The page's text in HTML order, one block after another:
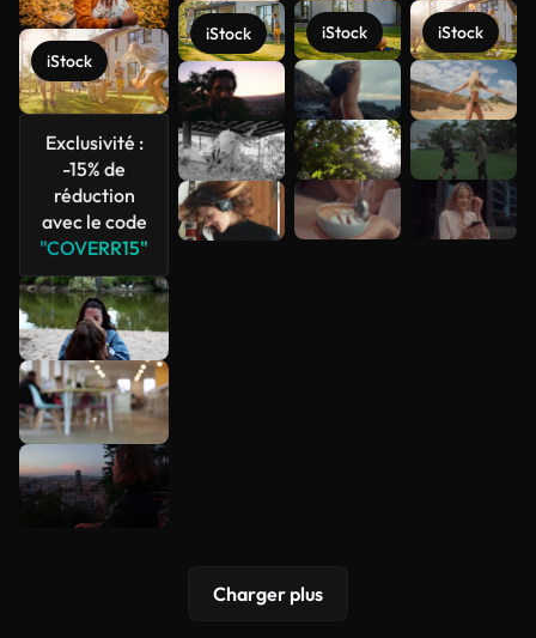
iStock
Exclusivité :
-15% de
réduction
avec le code
"COVERR15"
iStock iStock iStock
Voir plus
Charger plus